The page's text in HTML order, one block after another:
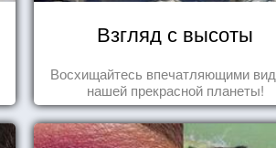
Взгляд с высоты
Восхищайтесь впечатляющими
нашей прекрасной планеты!